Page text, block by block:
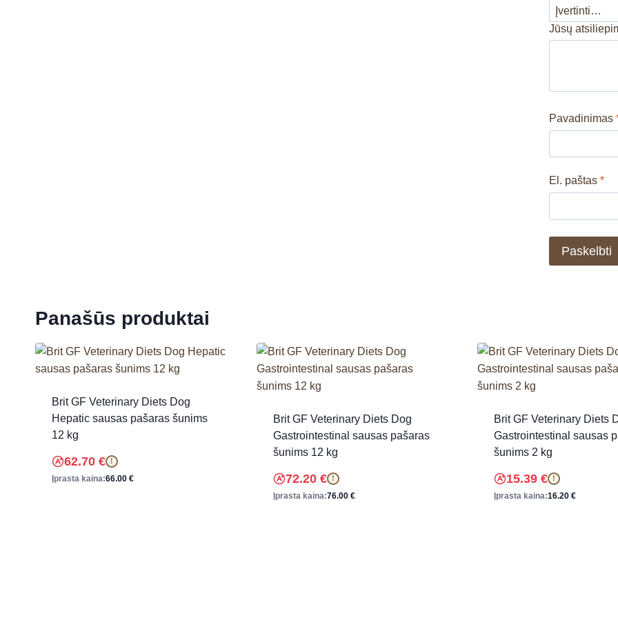
Jūsų
Pavadinimas
El. paštas*
Panašūs produktai
Brit GF Veterinary Diets Dog
Hepatic sausas pašaras šunims
12 kg
62.70 € !
Įprasta kaina:66.00 €
Brit GF Veterinary Diets Dog
Gastrointestinal sausas pašaras
šunims 12 kg
72.20 € !
Įprasta kaina:76.00 €
Brit GF Veterinary Diets
Gastrointestinal sausas
šunims 2 kg
15.39 € !
Įprasta kaina:16.20 €